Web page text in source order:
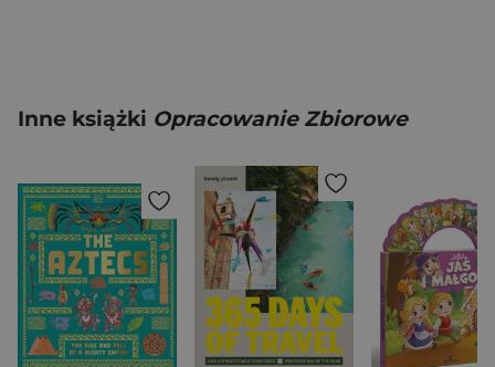
Inne książki Opracowanie Zbiorowe